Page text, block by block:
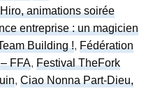
animations soirée
entreprise : un magicien
Building !,Fédération
FFA,Festival TheFork
,Ciao Nonna Part-Dieu,